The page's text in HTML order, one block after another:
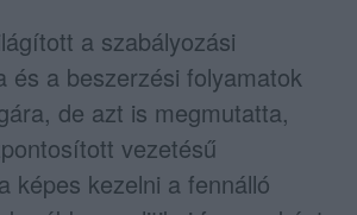
a szabályozási
és a beszerzési folyamatok
de azt is megmutatta,
vezetésű
képes kezelni a fennálló